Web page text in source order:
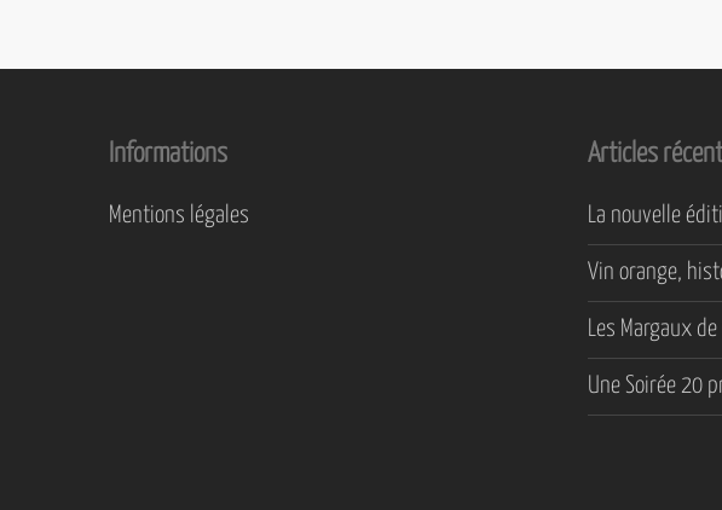
Informations
Mentions légales
Articles
La nouvelle
Vin orange,
Les Margaux
Une Soirée 20